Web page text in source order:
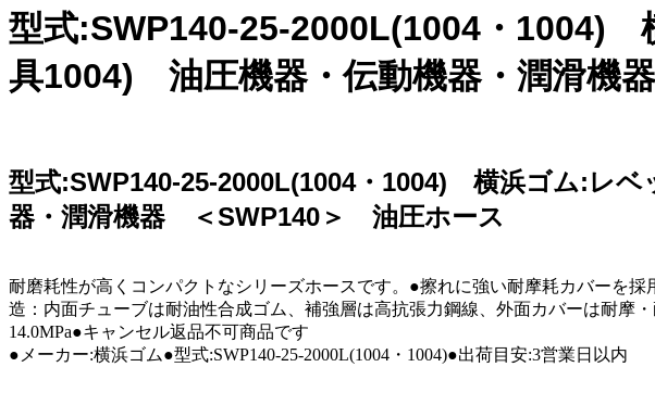
型式:SWP140-25-2000L(1004・1004)
具1004) 油圧機器・伝動機器・潤滑
型式:SWP140-25-2000L(1004・1004) 横浜ゴム:レ
器・潤滑機器 ＜SWP140＞ 油圧ホース
耐磨耗性が高くコンパクトなシリーズホースです。●擦れに強い耐摩耗カバーを
造：内面チューブは耐油性合成ゴム、補強層は高抗張力鋼線、外面カバーは耐
14.0MPa●キャンセル返品不可商品です
●メーカー:横浜ゴム●型式:SWP140-25-2000L(1004・1004)●出荷目安:3営業日以内